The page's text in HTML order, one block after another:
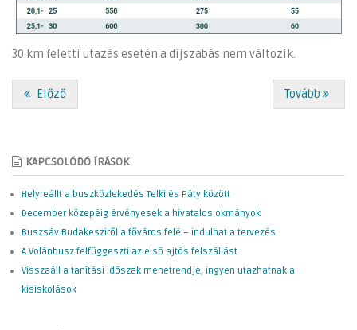
30 km feletti utazás esetén a díjszabás nem változik.
Előző Tovább
KAPCSOLÓDÓ ÍRÁSOK
Helyreállt a buszközlekedés Telki és Páty között
December közepéig érvényesek a hivatalos okmányok
Buszsáv Budakesziről a főváros felé – indulhat a tervezés
A Volánbusz felfüggeszti az első ajtós felszállást
Visszaáll a tanítási időszak menetrendje, ingyen utazhatnak a
kisiskolások